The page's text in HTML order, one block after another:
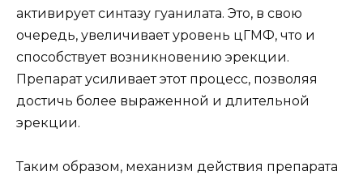
активирует синтазу гуанилата. Это, в свою
очередь, увеличивает уровень цГМФ, что и
способствует возникновению эрекции.
Препарат усиливает этот процесс, позволяя
достичь более выраженной и длительной
эрекции.
Таким образом, механизм действия препарата